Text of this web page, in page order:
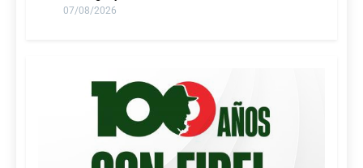
07/08/2026